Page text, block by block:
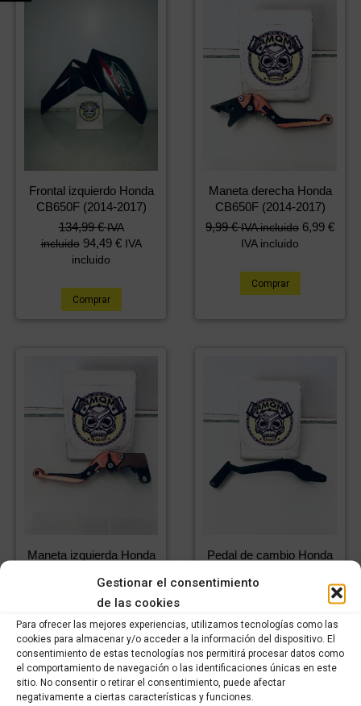
Gestionar el consentimiento
de las cookies
Para ofrecer las mejores experiencias, utilizamos tecnologías como las
cookies para almacenar y/o acceder a la información del dispositivo. El
consentimiento de estas tecnologías nos permitirá procesar datos como
el comportamiento de navegación o las identificaciones únicas en este
sitio. No consentir o retirar el consentimiento, puede afectar
negativamente a ciertas características y funciones.
Frontal izquierdo Honda
CB650F (2014-2017)
134,99€ IVA
incluido 94,49 € IVA
incluido
Comprar
Maneta derecha Honda
CB650F (2014-2017)
9,99€ IVA incluido 6,99 €
IVA incluido
Comprar
Maneta izquierda Honda
6,99€
IVA incluido
Comprar
Pedal de cambio Honda
44,99
incluido
Comprar